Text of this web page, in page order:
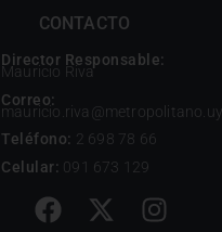
CONTACTO
Director Responsable:
Mauricio Riva
Correo:
mauricio.riva@metropolitano.uy
Teléfono: 2 698 78 66
Celular: 091 673 129